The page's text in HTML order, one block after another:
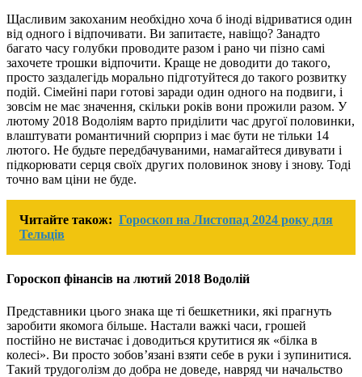
Щасливим закоханим необхідно хоча б іноді відриватися один
від одного і відпочивати. Ви запитаєте, навіщо? Занадто
багато часу голубки проводите разом і рано чи пізно самі
захочете трошки відпочити. Краще не доводити до такого,
просто заздалегідь морально підготуйтеся до такого розвитку
подій. Сімейні пари готові заради один одного на подвиги, і
зовсім не має значення, скільки років вони прожили разом. У
лютому 2018 Водоліям варто приділити час другої половинки,
влаштувати романтичний сюрприз і має бути не тільки 14
лютого. Не будьте передбачуваними, намагайтеся дивувати і
підкорювати серця своїх других половинок знову і знову. Тоді
точно вам ціни не буде.
Читайте також: Гороскоп на Листопад 2024 року для
Тельців
Гороскоп фінансів на лютий 2018 Водолій
Представники цього знака ще ті бешкетники, які прагнуть
заробити якомога більше. Настали важкі часи, грошей
постійно не вистачає і доводиться крутитися як «білка в
колесі». Ви просто зобов’язані взяти себе в руки і зупинитися.
Такий трудоголізм до добра не доведе, навряд чи начальство